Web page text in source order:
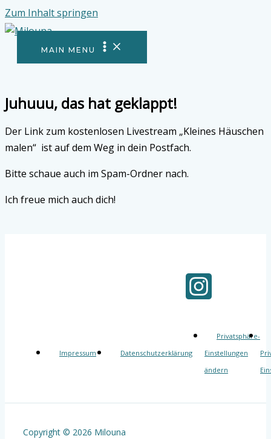
Zum Inhalt springen
MAIN MENU
Juhuuu, das hat geklappt!
Der Link zum kostenlosen Livestream „Kleines Häuschen
malen“ ist auf dem Weg in dein Postfach.
Bitte schaue auch im Spam-Ordner nach.
Ich freue mich auch dich!
Impressum Datenschutzerklärung
Privatsphäre-
Einstellungen
ändern
Copyright © 2026 Milouna